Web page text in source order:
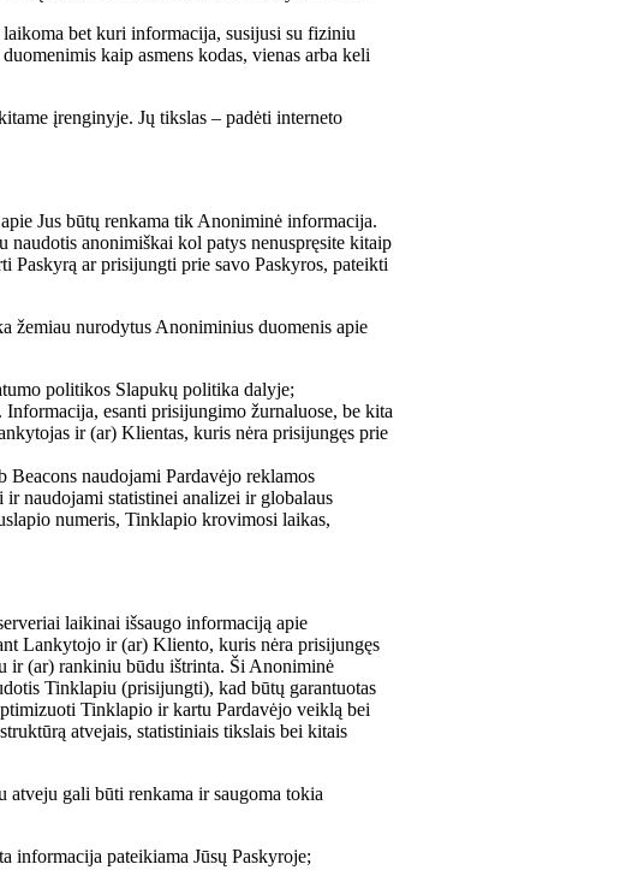
bet kuri informacija, susijusi su fiziniu
kaip asmens kodas, vienas arba keli
įrenginyje. Jų tikslas ‒ padėti interneto
Jus būtų renkama tik Anoniminė informacija.
anonimiškai kol patys nenuspręsite kitaip
Paskyrą ar prisijungti prie savo Paskyros, pateikti
žemiau nurodytus Anoniminius duomenis apie
politikos Slapukų politika dalyje;
esanti prisijungimo žurnaluose, be kita
ir (ar) Klientas, kuris nėra prisijungęs prie
naudojami Pardavėjo reklamos
naudojami statistinei analizei ir globalaus
numeris, Tinklapio krovimosi laikas,
laikinai išsaugo informaciją apie
Lankytojo ir (ar) Kliento, kuris nėra prisijungęs
ir (ar) rankiniu būdu ištrinta. Ši Anoniminė
Tinklapiu (prisijungti), kad būtų garantuotas
Tinklapio ir kartu Pardavėjo veiklą bei
atvejais, statistiniais tikslais bei kitais
gali būti renkama ir saugoma tokia
informacija pateikiama Jūsų Paskyroje;